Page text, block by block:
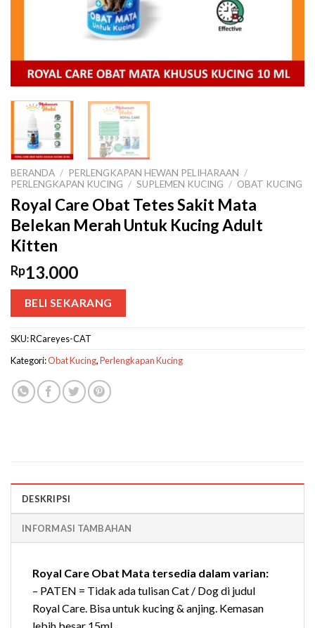
BERANDA / PERLENGKAPAN HEWAN PELIHARAAN /
PERLENGKAPAN KUCING / SUPLEMEN KUCING / OBAT KUCING
Royal Care Obat Tetes Sakit Mata
Belekan Merah Untuk Kucing Adult
Kitten
Rp13.000
BELI SEKARANG
SKU:RCareyes-CAT
Kategori:Obat Kucing,Perlengkapan Kucing
DESKRIPSI
INFORMASI TAMBAHAN
Royal Care Obat Mata tersedia dalam varian:
– PATEN = Tidak ada tulisan Cat / Dog di judul
Royal Care. Bisa untuk kucing & anjing. Kemasan